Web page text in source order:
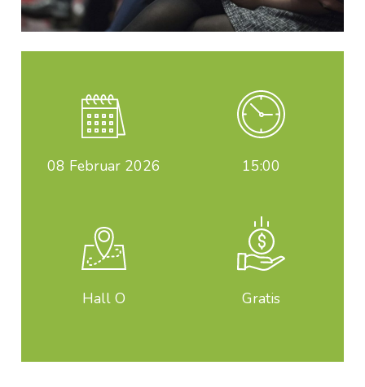
08 Februar 2026 15:00
Hall O Gratis